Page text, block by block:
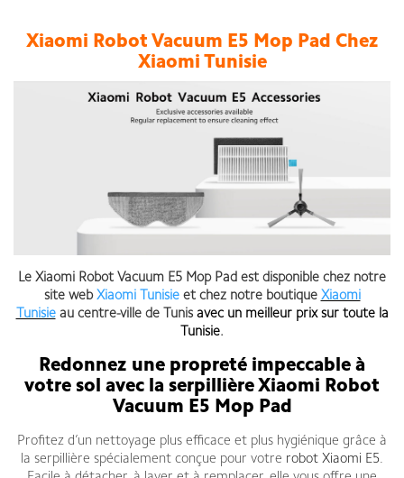
Xiaomi Robot Vacuum E5 Mop Pad Chez
Xiaomi Tunisie
Le Xiaomi Robot Vacuum E5 Mop Pad est disponible chez notre
site web Xiaomi Tunisieet chez notre boutique Xiaomi
Tunisieau centre-ville de Tunis avec un meilleur prix sur toute la
Tunisie.
Redonnez une propreté impeccable à
votre sol avec la serpillière Xiaomi Robot
Vacuum E5 Mop Pad
Profitez d’un nettoyage plus efficace et plus hygiénique grâce à
la serpillière spécialement conçue pour votre robot Xiaomi E5.